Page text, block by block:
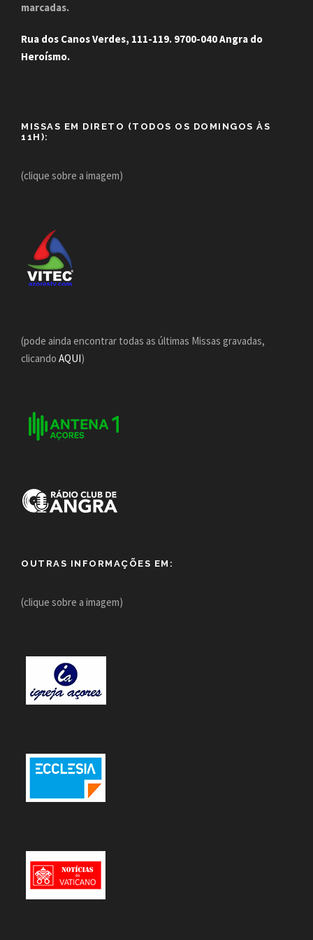
marcadas.
Rua dos Canos Verdes, 111-119. 9700-040 Angra do
Heroísmo.
MISSAS EM DIRETO (TODOS OS DOMINGOS ÀS
11H):
(clique sobre a imagem)
(pode ainda encontrar todas as últimas Missas gravadas,
clicando AQUI)
OUTRAS INFORMAÇÕES EM:
(clique sobre a imagem)